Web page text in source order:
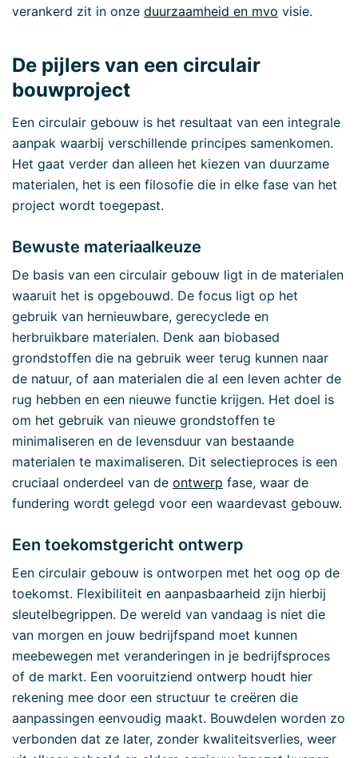
verankerd zit in onze duurzaamheid en mvo visie.
De pijlers van een circulair
bouwproject
Een circulair gebouw is het resultaat van een integrale
aanpak waarbij verschillende principes samenkomen.
Het gaat verder dan alleen het kiezen van duurzame
materialen, het is een filosofie die in elke fase van het
project wordt toegepast.
Bewuste materiaalkeuze
De basis van een circulair gebouw ligt in de materialen
waaruit het is opgebouwd. De focus ligt op het
gebruik van hernieuwbare, gerecyclede en
herbruikbare materialen. Denk aan biobased
grondstoffen die na gebruik weer terug kunnen naar
de natuur, of aan materialen die al een leven achter de
rug hebben en een nieuwe functie krijgen. Het doel is
om het gebruik van nieuwe grondstoffen te
minimaliseren en de levensduur van bestaande
materialen te maximaliseren. Dit selectieproces is een
cruciaal onderdeel van de ontwerp fase, waar de
fundering wordt gelegd voor een waardevast gebouw.
Een toekomstgericht ontwerp
Een circulair gebouw is ontworpen met het oog op de
toekomst. Flexibiliteit en aanpasbaarheid zijn hierbij
sleutelbegrippen. De wereld van vandaag is niet die
van morgen en jouw bedrijfspand moet kunnen
meebewegen met veranderingen in je bedrijfsproces
of de markt. Een vooruitziend ontwerp houdt hier
rekening mee door een structuur te creëren die
aanpassingen eenvoudig maakt. Bouwdelen worden zo
verbonden dat ze later, zonder kwaliteitsverlies, weer